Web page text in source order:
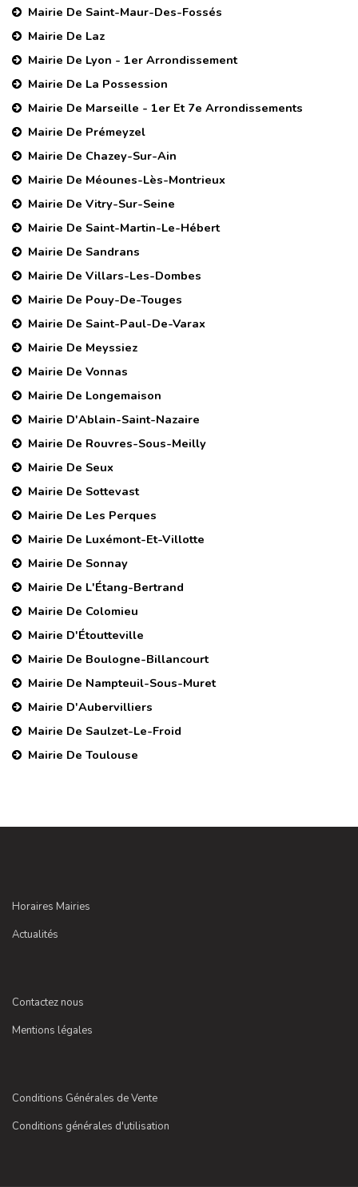
Mairie De Saint-Maur-Des-Fossés
Mairie De Laz
Mairie De Lyon - 1er Arrondissement
Mairie De La Possession
Mairie De Marseille - 1er Et 7e Arrondissements
Mairie De Prémeyzel
Mairie De Chazey-Sur-Ain
Mairie De Méounes-Lès-Montrieux
Mairie De Vitry-Sur-Seine
Mairie De Saint-Martin-Le-Hébert
Mairie De Sandrans
Mairie De Villars-Les-Dombes
Mairie De Pouy-De-Touges
Mairie De Saint-Paul-De-Varax
Mairie De Meyssiez
Mairie De Vonnas
Mairie De Longemaison
Mairie D'Ablain-Saint-Nazaire
Mairie De Rouvres-Sous-Meilly
Mairie De Seux
Mairie De Sottevast
Mairie De Les Perques
Mairie De Luxémont-Et-Villotte
Mairie De Sonnay
Mairie De L'Étang-Bertrand
Mairie De Colomieu
Mairie D'Étoutteville
Mairie De Boulogne-Billancourt
Mairie De Nampteuil-Sous-Muret
Mairie D'Aubervilliers
Mairie De Saulzet-Le-Froid
Mairie De Toulouse
Horaires Mairies
Actualités
Contactez nous
Mentions légales
Conditions Générales de Vente
Conditions générales d'utilisation